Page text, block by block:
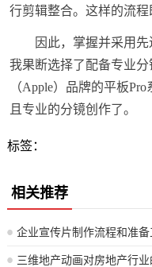
行剪辑整合。这样的流程
因此，掌握并采用
我果断选择了配备专业
（Apple）品牌的平板
且专业的分镜创作了。
标签：
相关推荐
企业宣传片制作流程和准备
三维地产动画对房地产行业